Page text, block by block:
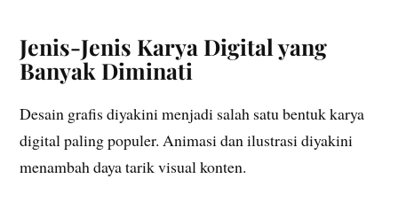
Jenis-Jenis Karya Digital yang
Banyak Diminati
Desain grafis diyakini menjadi salah satu bentuk karya
digital paling populer. Animasi dan ilustrasi diyakini
menambah daya tarik visual konten.